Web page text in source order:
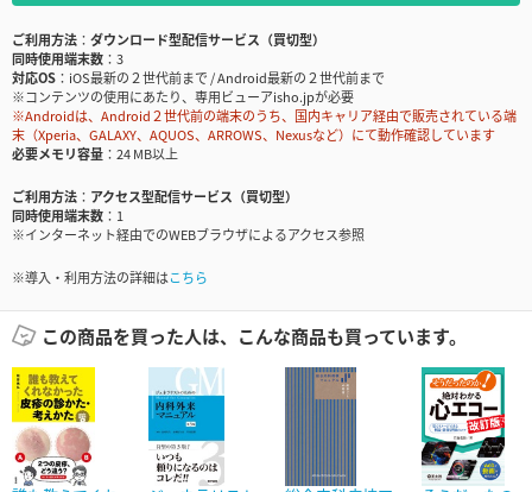
ご利用方法
ダウンロード型配信サービス（買切型）
同時使用端末数
3
対応OS
iOS最新の２世代前まで / Android最新の２世代前まで
※コンテンツの使用にあたり、専用ビューアisho.jpが必要
※Androidは、Android２世代前の端末のうち、国内キャリア経由で販売されている端
末（Xperia、GALAXY、AQUOS、ARROWS、Nexusなど）にて動作確認しています
必要メモリ容量
24 MB以上
ご利用方法
アクセス型配信サービス（買切型）
同時使用端末数
1
※インターネット経由でのWEBブラウザによるアクセス参照
※導入・利用方法の詳細はこちら
この商品を買った人は、こんな商品も買っています。